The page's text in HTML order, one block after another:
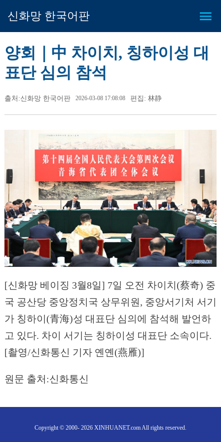
신화망 한국어판
양회｜中 차이치, 칭하이성 대
표단 심의 참석
출처:신화망 한국어판 2026-03-08 17:08:08 편집: 林静
[신화망 베이징 3월8일] 7일 오전 차이치(蔡奇) 중
국 공산당 중앙정치국 상무위원, 중앙서기처 서기
가 칭하이(青海)성 대표단 심의에 참석해 발언하
고 있다. 차이 서기는 칭하이성 대표단 소속이다.
[촬영/신화통신 기자 옌옌(燕雁)]
원문 출처:신화통신
Copyright © 2000- 2026 XINHUANET.com All rights reserved.